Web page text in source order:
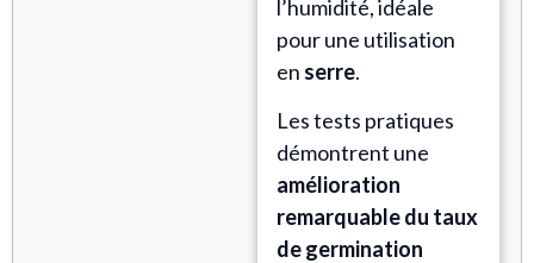
l’humidité, idéale
pour une utilisation
en serre.
Les tests pratiques
démontrent une
amélioration
remarquable du taux
de germination